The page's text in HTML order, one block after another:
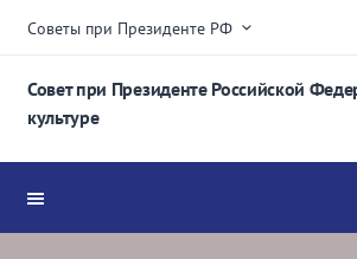
Советы при Президенте РФ
Совет при Президенте Российской
культуре